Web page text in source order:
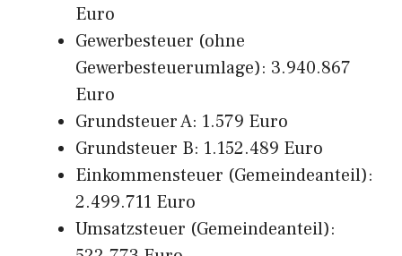
Euro
Gewerbesteuer (ohne
Gewerbesteuerumlage): 3.940.867
Euro
Grundsteuer A: 1.579 Euro
Grundsteuer B: 1.152.489 Euro
Einkommensteuer (Gemeindeanteil):
2.499.711 Euro
Umsatzsteuer (Gemeindeanteil):